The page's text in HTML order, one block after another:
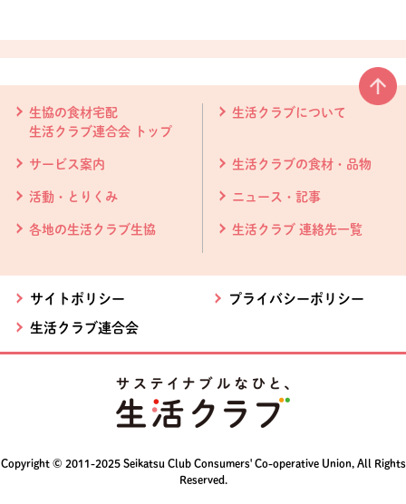
生協の食材宅配
生活クラブ連合会 トップ
生活クラブについて
サービス案内 生活クラブの食材・品物
活動・とりくみ ニュース・記事
各地の生活クラブ生協 生活クラブ 連絡先一覧
サイトポリシー プライバシーポリシー
生活クラブ連合会
Copyright © 2011-2025 Seikatsu Club Consumers' Co-operative Union, All Rights
Reserved.